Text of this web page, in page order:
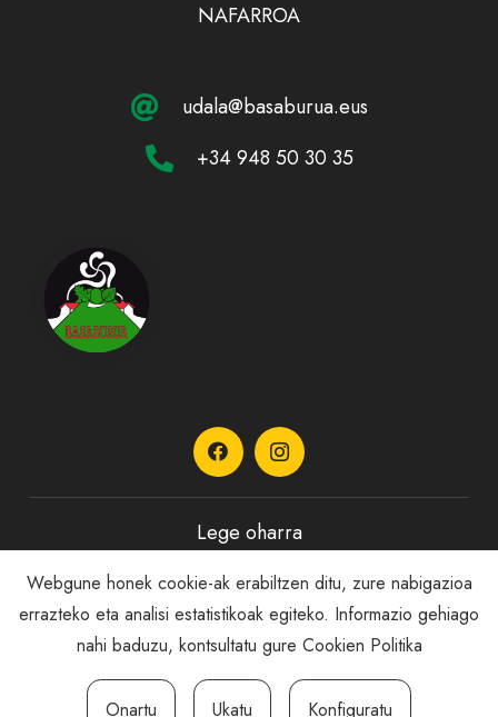
NAFARROA
udala@basaburua.eus
+34 948 50 30 35
Lege oharra
Pribatutasun Politika
Cookie politika
Webgune honek cookie-ak erabiltzen ditu, zure nabigazioa
errazteko eta analisi estatistikoak egiteko. Informazio gehiago
nahi baduzu, kontsultatu gure Cookien Politika
Onartu Ukatu Konfiguratu